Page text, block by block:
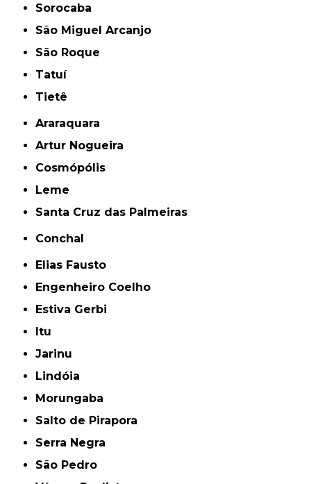
Sorocaba
São Miguel Arcanjo
São Roque
Tatuí
Tietê
Araraquara
Artur Nogueira
Cosmópólis
Leme
Santa Cruz das Palmeiras
Conchal
Elias Fausto
Engenheiro Coelho
Estiva Gerbi
Itu
Jarinu
Lindóia
Morungaba
Salto de Pirapora
Serra Negra
São Pedro